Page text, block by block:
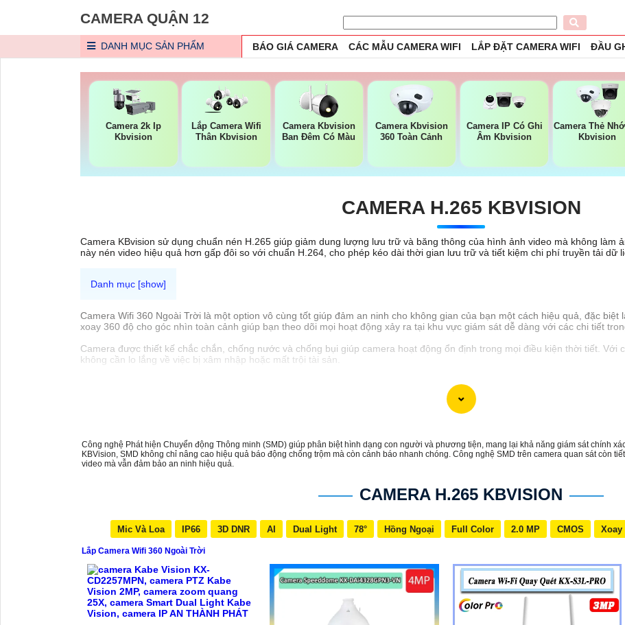
CAMERA QUẬN 12
DANH MỤC SẢN PHẨM BÁO GIÁ CAMERA CÁC MẪU CAMERA WIFI LẮP ĐẶT CAMERA WIFI ĐẦU
Camera 2k Ip
Kbvision
Lắp Camera Wifi
Thân Kbvision
Camera Kbvision
Ban Đêm Có Màu
Camera Kbvision
360 Toàn Cảnh
Camera IP Có Ghi
Âm Kbvision
Camera Thẻ
Kbvision
CAMERA H.265 KBVISION
Camera KBvision sử dụng chuẩn nén H.265 giúp giảm dung lượng lưu trữ và băng thông của hình ảnh video mà không làm
này nén video hiệu quả hơn gấp đôi so với chuẩn H.264, cho phép kéo dài thời gian lưu trữ và tiết kiệm chi phí truyền tải dữ
Camera Wifi 360 Ngoài Trời là một option vô cùng tốt giúp đảm an ninh cho không gian của bạn một cách hiệu quả, đặc
xoay 360 độ cho góc nhìn toàn cảnh giúp bạn theo dõi mọi hoạt động xảy ra tại khu vực giám sát dễ dàng với các chi tiết
Camera được thiết kế chắc chắn, chống nước và chống bụi giúp camera hoạt động ổn định trong mọi điều kiện thời tiết. ️Với
không cần lo lắng về việc bị xâm nhập hoặc mất trội tài sản.
Công nghệ Phát hiện Chuyển động Thông minh (SMD) giúp phân biệt hình dạng con người và phương tiện, mang lại khả năng giám sát chính
KBVision, SMD không chỉ nâng cao hiệu quả báo động chống trộm mà còn cảnh báo nhanh chóng. Công nghệ SMD trên camera quan sát còn
video mà vẫn đảm bảo an ninh hiệu quả.
CAMERA H.265 KBVISION
Mic Và Loa IP66 3D DNR AI Dual Light 78° Hồng Ngoại Full Color 2.0 MP CMOS Xoay
Lắp Camera Wifi 360 Ngoài Trời